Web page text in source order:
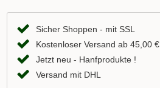
Sicher Shoppen - mit SSL
Kostenloser Versand ab 45,00 €
Jetzt neu - Hanfprodukte !
Versand mit DHL